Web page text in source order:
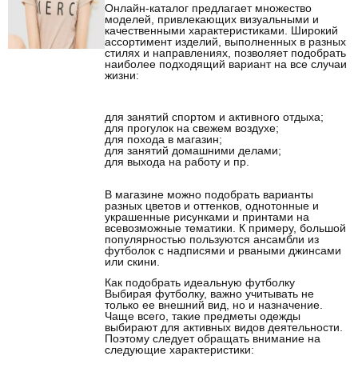
Онлайн-каталог предлагает множество
моделей, привлекающих визуальными и
качественными характеристиками. Широкий
ассортимент изделий, выполненных в разных
стилях и направлениях, позволяет подобрать
наиболее подходящий вариант на все случаи
жизни:
для занятий спортом и активного отдыха;
для прогулок на свежем воздухе;
для похода в магазин;
для занятий домашними делами;
для выхода на работу и пр.
В магазине можно подобрать варианты
разных цветов и оттенков, однотонные и
украшенные рисунками и принтами на
всевозможные тематики. К примеру, большой
популярностью пользуются ансамбли из
футболок с надписями и рваными джинсами
или скини.
Как подобрать идеальную футболку
Выбирая футболку, важно учитывать не
только ее внешний вид, но и назначение.
Чаще всего, такие предметы одежды
выбирают для активных видов деятельности.
Поэтому следует обращать внимание на
следующие характеристики: